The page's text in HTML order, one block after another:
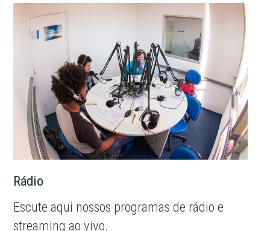
Rádio
Escute aqui nossos programas de rádio e
streaming ao vivo.